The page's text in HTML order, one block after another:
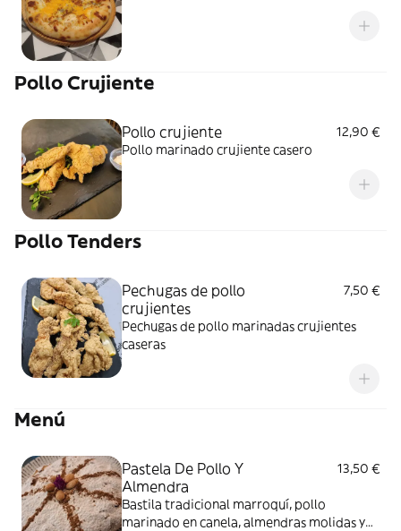
Pollo Crujiente
Pollo crujiente
12,90 €
Pollo marinado crujiente casero
Pollo Tenders
Pechugas de pollo
crujientes
7,50 €
Pechugas de pollo marinadas crujientes
caseras
Menú
Pastela De Pollo Y
Almendra
13,50 €
Bastila tradicional marroquí, pollo
marinado en canela, almendras molidas y